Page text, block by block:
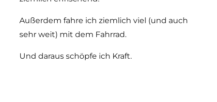
Außerdem fahre ich ziemlich viel (und auch
sehr weit) mit dem Fahrrad.
Und daraus schöpfe ich Kraft.